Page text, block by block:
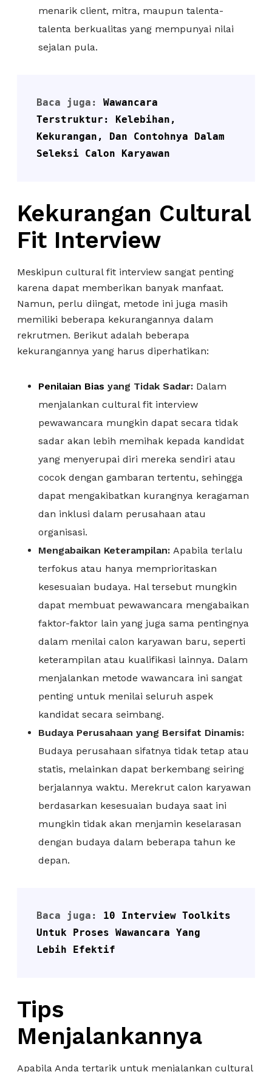
menarik client, mitra, maupun talenta-
talenta berkualitas yang mempunyai nilai
sejalan pula.
Baca juga: Wawancara
Terstruktur: Kelebihan,
Kekurangan, Dan Contohnya Dalam
Seleksi Calon Karyawan
Kekurangan Cultural
Fit Interview
Meskipun cultural fit interview sangat penting
karena dapat memberikan banyak manfaat.
Namun, perlu diingat, metode ini juga masih
memiliki beberapa kekurangannya dalam
rekrutmen. Berikut adalah beberapa
kekurangannya yang harus diperhatikan:
Penilaian Bias yang Tidak Sadar: Dalam
menjalankan cultural fit interview
pewawancara mungkin dapat secara tidak
sadar akan lebih memihak kepada kandidat
yang menyerupai diri mereka sendiri atau
cocok dengan gambaran tertentu, sehingga
dapat mengakibatkan kurangnya keragaman
dan inklusi dalam perusahaan atau
organisasi.
Mengabaikan Keterampilan: Apabila terlalu
terfokus atau hanya memprioritaskan
kesesuaian budaya. Hal tersebut mungkin
dapat membuat pewawancara mengabaikan
faktor-faktor lain yang juga sama pentingnya
dalam menilai calon karyawan baru, seperti
keterampilan atau kualifikasi lainnya. Dalam
menjalankan metode wawancara ini sangat
penting untuk menilai seluruh aspek
kandidat secara seimbang.
Budaya Perusahaan yang Bersifat Dinamis:
Budaya perusahaan sifatnya tidak tetap atau
statis, melainkan dapat berkembang seiring
berjalannya waktu. Merekrut calon karyawan
berdasarkan kesesuaian budaya saat ini
mungkin tidak akan menjamin keselarasan
dengan budaya dalam beberapa tahun ke
depan.
Baca juga: 10 Interview Toolkits
Untuk Proses Wawancara Yang
Lebih Efektif
Tips
Menjalankannya
Apabila Anda tertarik untuk menjalankan cultural